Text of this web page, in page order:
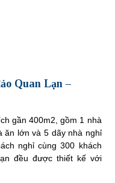
Quan Lạn –
gần 400m2, gồm 1 nhà
ăn lớn và 5 dãy nhà nghỉ
nghỉ cùng 300 khách
đều được thiết kế với